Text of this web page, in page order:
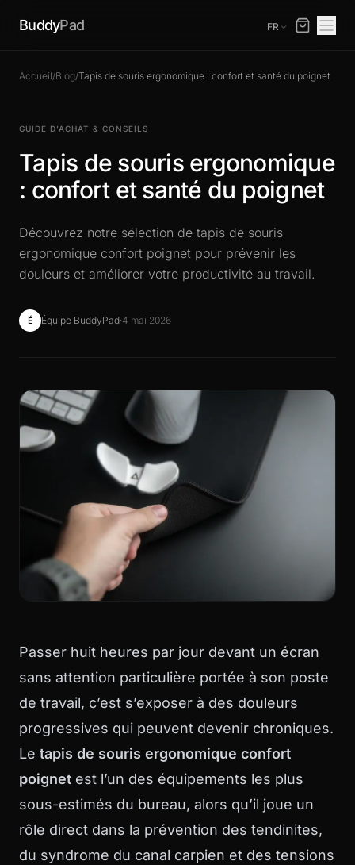
BuddyPad FR
Accueil/Blog/Tapis de souris ergonomique : confort et santé du poignet
GUIDE D’ACHAT & CONSEILS
Tapis de souris ergonomique
: confort et santé du poignet
Découvrez notre sélection de tapis de souris
ergonomique confort poignet pour prévenir les
douleurs et améliorer votre productivité au travail.
É Équipe BuddyPad·4 mai 2026
Passer huit heures par jour devant un écran
sans attention particulière portée à son poste
de travail, c’est s’exposer à des douleurs
progressives qui peuvent devenir chroniques.
Le tapis de souris ergonomique confort
poignet est l’un des équipements les plus
sous-estimés du bureau, alors qu’il joue un
rôle direct dans la prévention des tendinites,
du syndrome du canal carpien et des tensions